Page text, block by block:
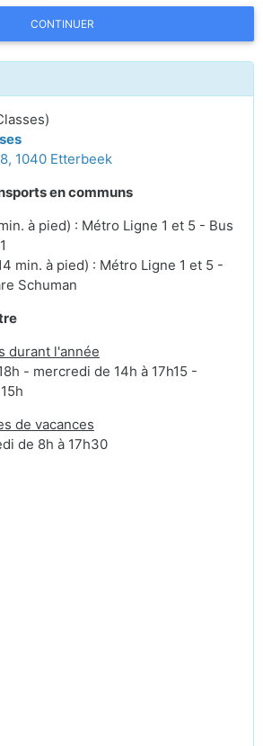
CONTINUER
1040 Etterbeek
en communs
à pied) : Métro Ligne 1 et 5 - Bus
min. à pied) : Métro Ligne 1 et 5 -
Schuman
durant l'année
- mercredi de 14h à 17h15 -
de vacances
de 8h à 17h30